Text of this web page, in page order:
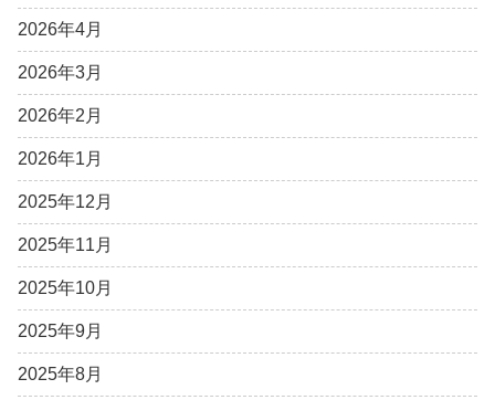
2026年4月
2026年3月
2026年2月
2026年1月
2025年12月
2025年11月
2025年10月
2025年9月
2025年8月